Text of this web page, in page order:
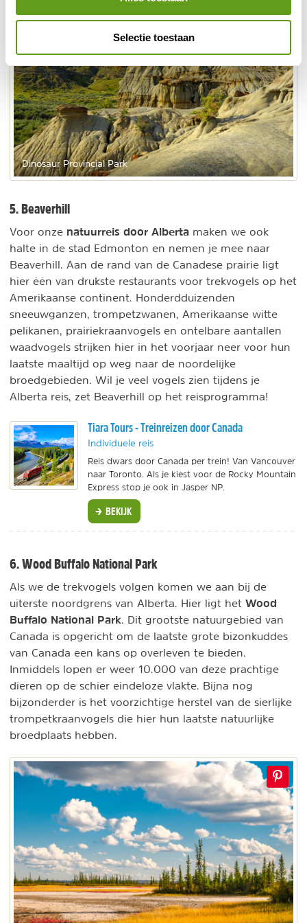
Selectie toestaan
Dinosaur Provincial Park
5. Beaverhill
Voor onze natuurreis door Alberta maken we ook
halte in de stad Edmonton en nemen je mee naar
Beaverhill. Aan de rand van de Canadese prairie ligt
hier één van drukste restaurants voor trekvogels op het
Amerikaanse continent. Honderdduizenden
sneeuwganzen, trompetzwanen, Amerikaanse witte
pelikanen, prairiekraanvogels en ontelbare aantallen
waadvogels strijken hier in het voorjaar neer voor hun
laatste maaltijd op weg naar de noordelijke
broedgebieden. Wil je veel vogels zien tijdens je
Alberta reis, zet Beaverhill op het reisprogramma!
Tiara Tours - Treinreizen door Canada
Individuele reis
Reis dwars door Canada per trein! Van Vancouver
naar Toronto. Als je kiest voor de Rocky Mountain
Express stop je ook in Jasper NP.
BEKIJK
6. Wood Buffalo National Park
Als we de trekvogels volgen komen we aan bij de
uiterste noordgrens van Alberta. Hier ligt het Wood
Buffalo National Park . Dit grootste natuurgebied van
Canada is opgericht om de laatste grote bizonkuddes
van Canada een kans op overleven te bieden.
Inmiddels lopen er weer 10.000 van deze prachtige
dieren op de schier eindeloze vlakte. Bijna nog
bijzonderder is het voorzichtige herstel van de sierlijke
trompetkraanvogels die hier hun laatste natuurlijke
broedplaats hebben.